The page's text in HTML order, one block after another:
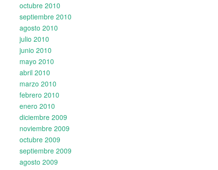
octubre 2010
septiembre 2010
agosto 2010
julio 2010
junio 2010
mayo 2010
abril 2010
marzo 2010
febrero 2010
enero 2010
diciembre 2009
noviembre 2009
octubre 2009
septiembre 2009
agosto 2009